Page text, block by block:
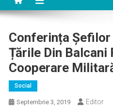
Conferința
Țările Din Balcani
Cooperare
Social
Septembrie 3, 2019 Editor